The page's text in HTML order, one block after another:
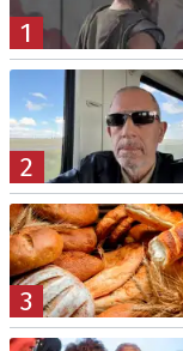
1
2
3